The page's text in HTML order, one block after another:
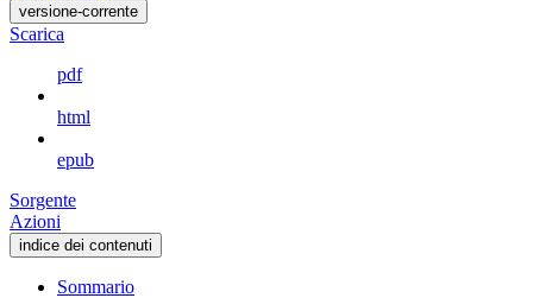
versione-corrente
Scarica
pdf
html
epub
Sorgente
Azioni
indice dei contenuti
Sommario